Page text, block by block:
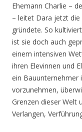
Ehemann Charlie –
– leitet Dara jetzt
gründete. So
ist sie doch auch
einem intensiven
ihren Elevinnen und
ein Bauunternehmer
vorzunehmen,
Grenzen dieser Welt
Verlangen,